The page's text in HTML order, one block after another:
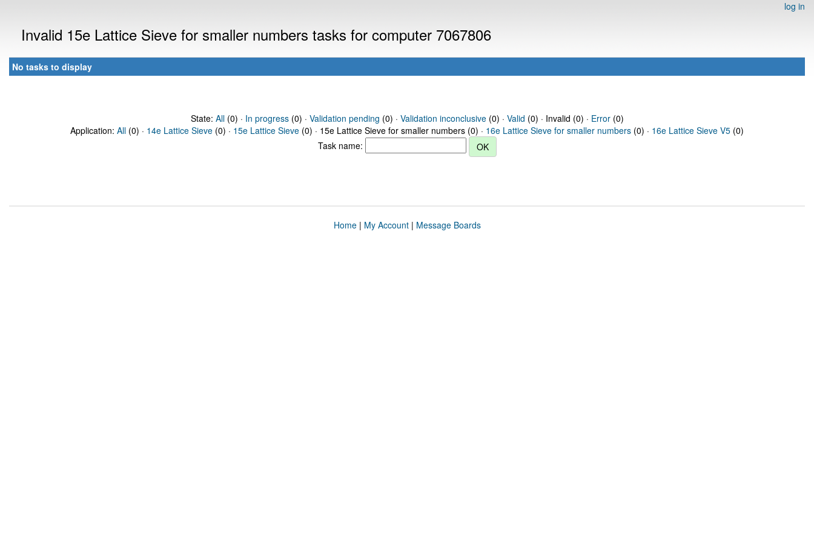
log in
Invalid 15e Lattice Sieve for smaller numbers tasks for computer 7067806
No tasks to display
State: All(0) · In progress(0) · Validation pending (0) · Validation inconclusive(0) · Valid (0) · Invalid (0) · Error(0)
Application: All (0) · 14e Lattice Sieve (0) · 15e Lattice Sieve (0) · 15e Lattice Sieve for smaller numbers (0) · 16e Lattice Sieve for smaller numbers (0) · 16e Lattice Sieve V5 (0)
Task name:
Home| My Account| Message Boards